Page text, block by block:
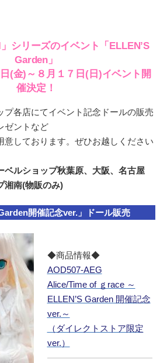
シリーズのイベント「ELLEN’S
Garden」
(金)～８月１７日(日)イベント開
催決定！
プ各店にてイベント記念ドールの販売
ゼントなど
意しております。ぜひお越しください
ベルショップ秋葉原、大阪、名古屋
湘南(物販のみ)
開催記念ver.」ドール販売
◆商品情報◆
AOD507-AEG
Alice/Time of ｇrace ～
ELLEN’S Garden 開催記念
ver.～
（ダイレクトストア限定
ver.）
――――――――――――